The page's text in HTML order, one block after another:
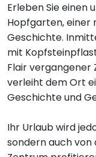
Erleben Sie einen
Hopfgarten, einer
Geschichte.
mit
Flair vergangener
verleiht dem Ort
Geschichte und
Ihr Urlaub wird
sondern auch von